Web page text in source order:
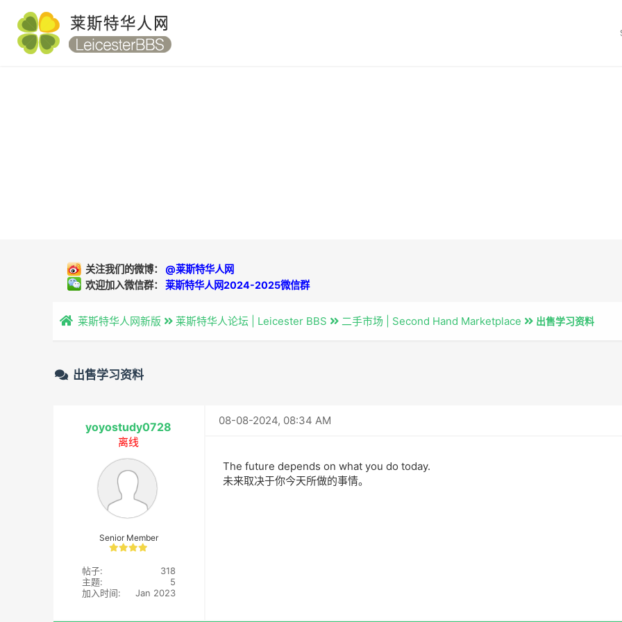
关注我们的微博：@莱斯特华人网
欢迎加入微信群：莱斯特华人网2024-2025微信群
莱斯特华人网新版 莱斯特华人论坛 | Leicester BBS 二手市场 | Second Hand Marketplace 出售学习资料
出售学习资料
yoyostudy0728
离线
Senior Member
帖子:
318
主题:
5
加入时间:
Jan 2023
08-08-2024, 08:34 AM
The future depends on what you do today.
未来取决于你今天所做的事情。